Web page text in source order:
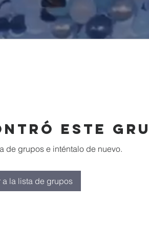
este
de grupos e inténtalo de nuevo.
a la lista de grupos